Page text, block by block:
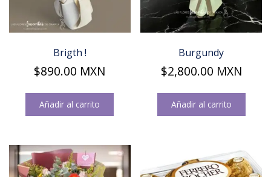
Brigth !
$890.00 MXN
Añadir al carrito
Burgundy
$2,800.00 MXN
Añadir al carrito